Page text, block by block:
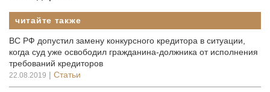
читайте также
ВС РФ допустил замену конкурсного кредитора в ситуации,
когда суд уже освободил гражданина-должника от исполнения
требований кредиторов
22.08.2019 | Статьи